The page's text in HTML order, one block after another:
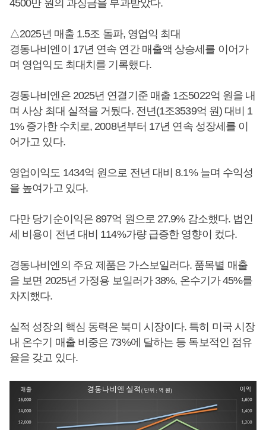
4500만 원의 과징금을 부과받았다.
△2025년 매출 1.5조 돌파, 영업익 최대
경동나비엔이 17년 연속 연간 매출액 상승세를 이어가
며 영업익도 최대치를 기록했다.
경동나비엔은 2025년 연결기준 매출 1조5022억 원을 내
며 사상 최대 실적을 거뒀다. 전년(1조3539억 원) 대비 1
1% 증가한 수치로, 2008년부터 17년 연속 성장세를 이
어가고 있다.
영업이익도 1434억 원으로 전년 대비 8.1% 늘며 수익성
을 높여가고 있다.
다만 당기순이익은 897억 원으로 27.9% 감소했다. 법인
세 비용이 전년 대비 114%가량 급증한 영향이 컸다.
경동나비엔의 주요 제품은 가스보일러다. 품목별 매출
을 보면 2025년 가정용 보일러가 38%, 온수기가 45%를
차지했다.
실적 성장의 핵심 동력은 북미 시장이다. 특히 미국 시장
내 온수기 매출 비중은 73%에 달하는 등 독보적인 점유
율을 갖고 있다.